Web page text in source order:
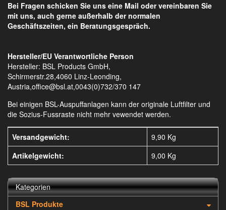
Bei Fragen schicken Sie uns eine Mail oder vereinbaren Sie
mit uns, auch gerne außerhalb der normalen
Geschäftszeiten, ein Beratungsgespräch.
Hersteller/EU Verantwortliche Person
Hersteller: BSL Products GmbH,
Schirmerstr.28,4060 Linz-Leonding,
Austria,office@bsl.at,0043(0)732/370 147
Bei einigen BSL-Auspuffanlagen kann der originale Luftfilter und
die Sozius-Fussraste nicht mehr vewendet werden.
Versandgewicht:
9,90 Kg
Artikelgewicht:
9,00 Kg
Kategorien
BSL Produkte